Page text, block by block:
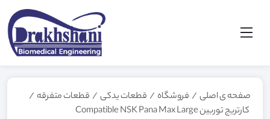
صفحه ی اصلی / فروشگاه / قطعات یدکی / قطعات متفرقه /
کارتریج توربین Compatible NSK Pana Max Large